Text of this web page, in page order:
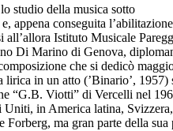
studio della musica sotto
appena conseguita
Istituto Musicale
Di Marino di Genova,
che si dedicò
lirica in un atto (’Binario’,
“G.B. Viotti” di Vercelli nel
in America latina,
ma gran parte della